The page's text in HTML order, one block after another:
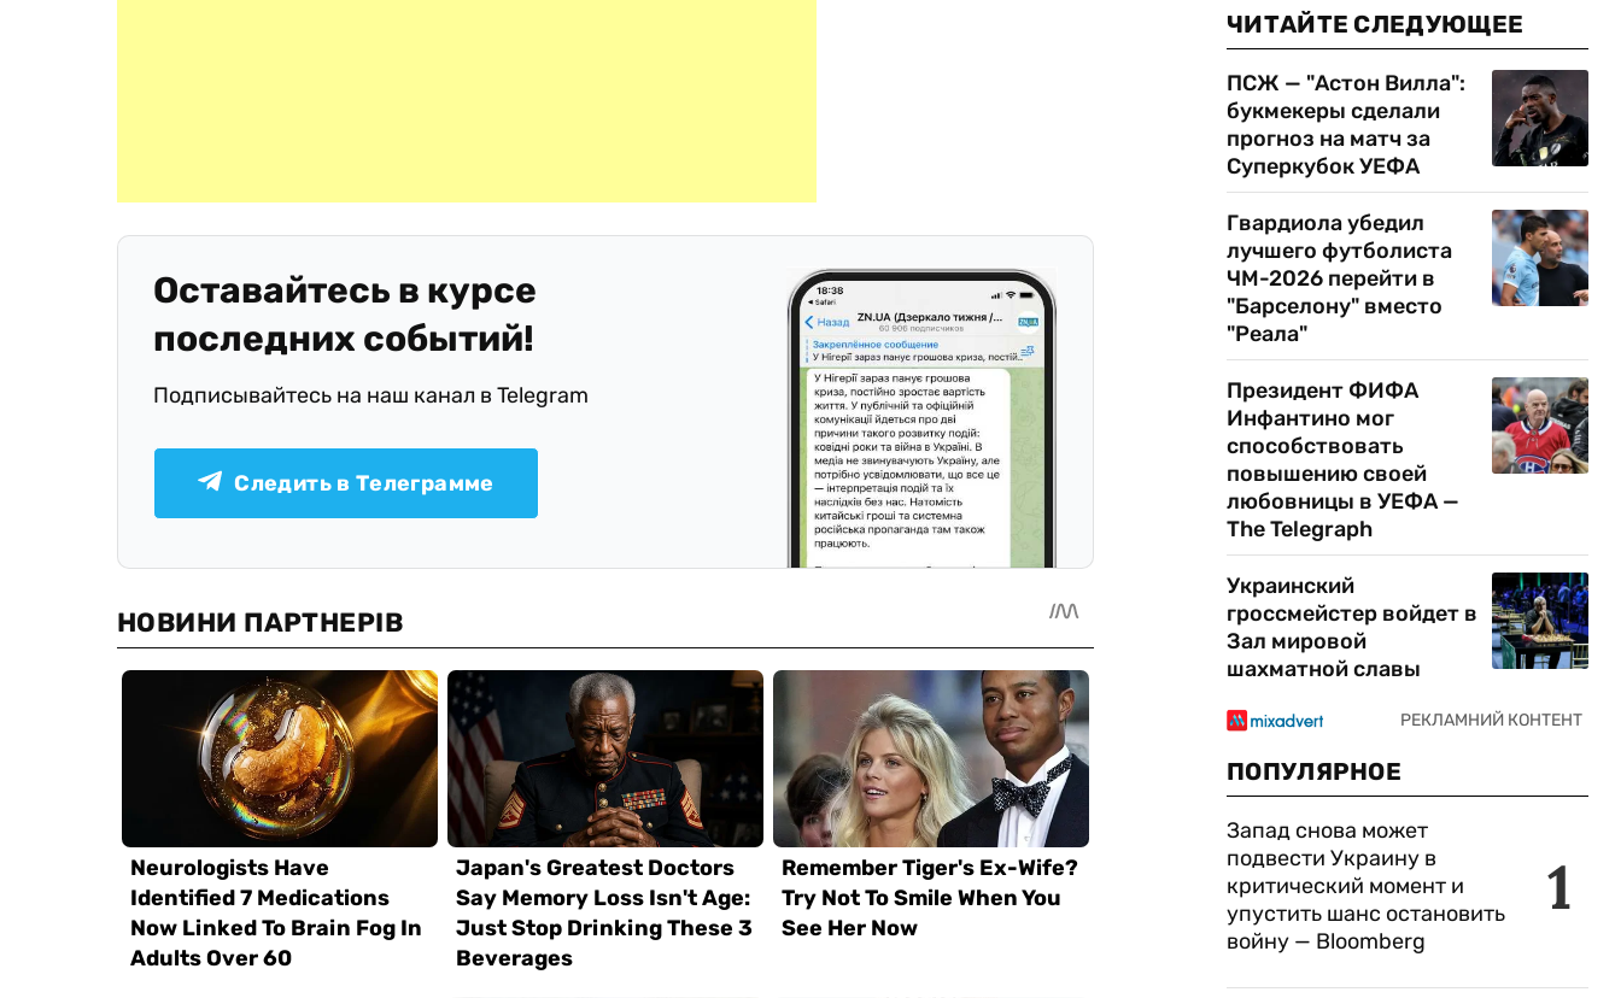
Оставайтесь в курсе
последних событий!
Подписывайтесь на наш канал в Telegram
Следить в Телеграмме
ЧИТАЙТЕ СЛЕДУЮЩЕЕ
ПСЖ — "Астон Вилла":
букмекеры сделали
прогноз на матч за
Суперкубок УЕФА
Гвардиола убедил
лучшего футболиста
ЧМ-2026 перейти в
"Барселону" вместо
"Реала"
Президент ФИФА
Инфантино мог
способствовать
повышению своей
любовницы в УЕФА —
The Telegraph
Украинский
гроссмейстер войдет в
Зал мировой
шахматной славы
ПОПУЛЯРНОЕ
1
Запад снова может
подвести Украину в
критический момент и
упустить шанс остановить
войну — Bloomberg